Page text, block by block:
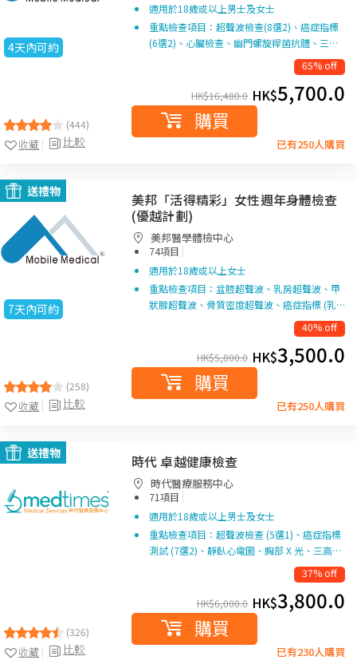
4天內可約
(444)
比較
收藏
適用於18歲或以上男士及女士
重點檢查項目：超聲波檢查(8選2)、癌症指標
(6選2)、心臟檢查、幽門螺旋桿菌抗體、三…
65% off
HK$16,480.0 HK$5,700.0
購買
已有250人購買
送禮物
7天內可約
(258)
比較
收藏
美邦「活得精彩」女性週年身體檢查
(優越計劃)
美邦醫學體檢中心
74項目 |
適用於18歲或以上女士
重點檢查項目：盆腔超聲波、乳房超聲波、甲
狀腺超聲波、骨質密度超聲波、癌症指標 (乳…
40% off
HK$5,800.0 HK$3,500.0
購買
已有250人購買
送禮物
(326)
比較
收藏
時代 卓越健康檢查
時代醫療服務中心
71項目 |
適用於18歲或以上男士及女士
重點檢查項目：超聲波檢查 (5選1)、癌症指標
測試 (7選2)、靜臥心電圖、胸部 X 光、三高…
37% off
HK$6,000.0 HK$3,800.0
購買
已有230人購買